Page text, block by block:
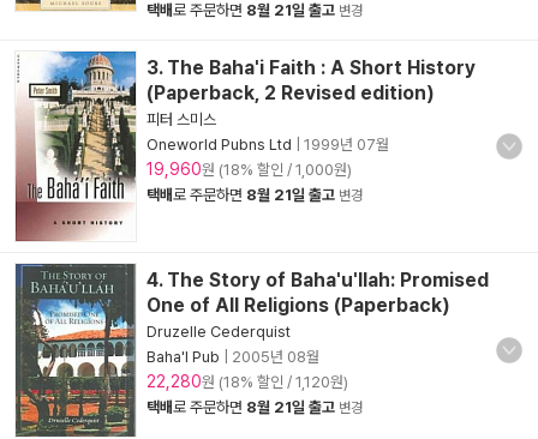
택배로 주문하면 8월 21일 출고 변경
3. The Baha'i Faith : A Short History
(Paperback, 2 Revised edition)
피터 스미스
Oneworld Pubns Ltd
1999년 07월
19,960원 (18% 할인 / 1,000원)
택배로 주문하면 8월 21일 출고 변경
4. The Story of Baha'u'llah: Promised
One of All Religions (Paperback)
Druzelle Cederquist
Baha'I Pub
2005년 08월
22,280원 (18% 할인 / 1,120원)
택배로 주문하면 8월 21일 출고 변경